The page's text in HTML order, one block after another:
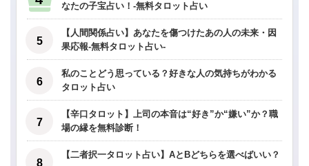
なたの子宝占い！-無料タロット占い
【人間関係占い】あなたを傷つけたあの人の未来・因
果応報-無料タロット占い-
私のことどう思っている？好きな人の気持ちがわかる
タロット占い
【辛口タロット】上司の本音は“好き”か“嫌い”か？職
場の縁を無料診断！
【二者択一タロット占い】AとBどちらを選べばいい？